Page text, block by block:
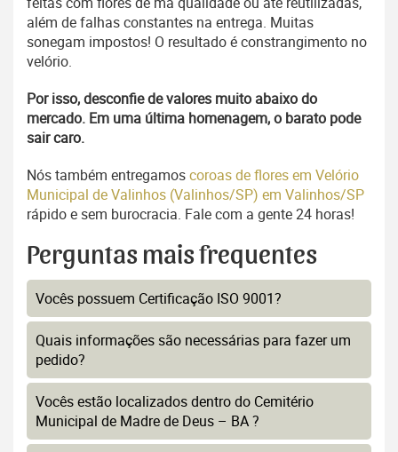
além de falhas constantes na entrega. Muitas
sonegam impostos! O resultado é constrangimento no
velório.
Por isso, desconfie de valores muito abaixo do
mercado. Em uma última homenagem, o barato pode
sair caro.
Nós também entregamoscoroas de flores em Velório
Municipal de Valinhos (Valinhos/SP) em Valinhos/SP
rápido e sem burocracia. Fale com a gente 24 horas!
Perguntas mais frequentes
Vocês possuem Certificação ISO 9001?
Quais informações são necessárias para fazer um
pedido?
Vocês estão localizados dentro do Cemitério
Municipal de Madre de Deus – BA ?